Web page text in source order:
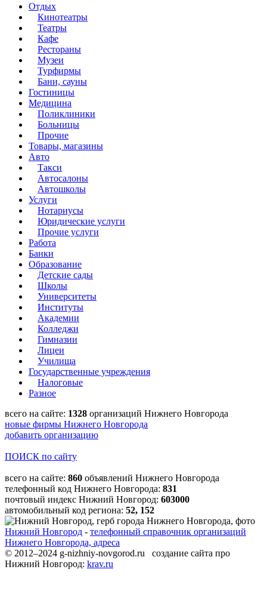
Отдых
Кинотеатры
Театры
Кафе
Рестораны
Музеи
Турфирмы
Бани, сауны
Гостиницы
Медицина
Поликлиники
Больницы
Прочие
Товары, магазины
Авто
Такси
Автосалоны
Автошколы
Услуги
Нотариусы
Юридические услуги
Прочие услуги
Работа
Банки
Образование
Детские сады
Школы
Университеты
Институты
Академии
Колледжи
Гимназии
Лицеи
Училища
Государственные учреждения
Налоговые
Разное
всего на сайте: 1328 организаций Нижнего Новгорода
новые фирмы Нижнего Новгорода
добавить организацию
ПОИСК по сайту
всего на сайте: 860 объявлений Нижнего Новгорода
телефонный код Нижнего Новгорода: 831
почтовый индекс Нижний Новгород: 603000
автомобильный код региона: 52, 152
Нижний Новгород - телефонный справочник организаций
Нижнего Новгорода, адреса
© 2012–2024 g-nizhniy-novgorod.ru создание сайта про
Нижний Новгород: krav.ru